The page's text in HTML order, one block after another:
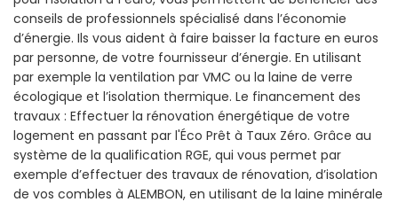
conseils de professionnels spécialisé dans l’économie
d’énergie. Ils vous aident à faire baisser la facture en euros
par personne, de votre fournisseur d’énergie. En utilisant
par exemple la ventilation par VMC ou la laine de verre
écologique et l’isolation thermique. Le financement des
travaux : Effectuer la rénovation énergétique de votre
logement en passant par l'Éco Prêt à Taux Zéro. Grâce au
système de la qualification RGE, qui vous permet par
exemple d’effectuer des travaux de rénovation, d’isolation
de vos combles à ALEMBON, en utilisant de la laine minérale